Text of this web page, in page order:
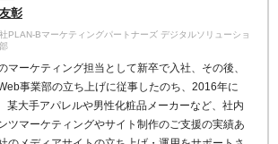
彰
PLAN-Bマーケティングパートナーズ デジタルソリューショ
マーケティング担当として新卒で入社、​その後、
事業部の立ち上げに従事したのち、2016年に
某大手アパレルや男性化粧品メーカーなど、社内
ツマーケティングやサイト制作のご支援の実績あ